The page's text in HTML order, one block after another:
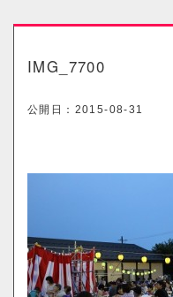
IMG_7700
公開日： 2015-08-31